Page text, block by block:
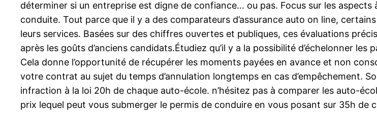
déterminer si un entreprise est digne de confiance… ou pas. Focus sur les
conduite. Tout parce que il y a des comparateurs d’assurance auto on line,
leurs services. Basées sur des chiffres ouvertes et publiques, ces évaluations
après les goûts d’anciens candidats.Étudiez qu’il y a la possibilité d’échelonner
Cela donne l’opportunité de récupérer les moments payées en avance et non
votre contrat au sujet du temps d’annulation longtemps en cas d’empêchement.
infraction à la loi 20h de chaque auto-école. n’hésitez pas à comparer les auto-
prix lequel peut vous submerger le permis de conduire en vous posant sur 35h de